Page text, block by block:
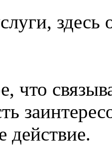
здесь
что
действие.